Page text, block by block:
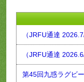
（JRFU通達
（JRFU通達
第45回九惑ラグビ